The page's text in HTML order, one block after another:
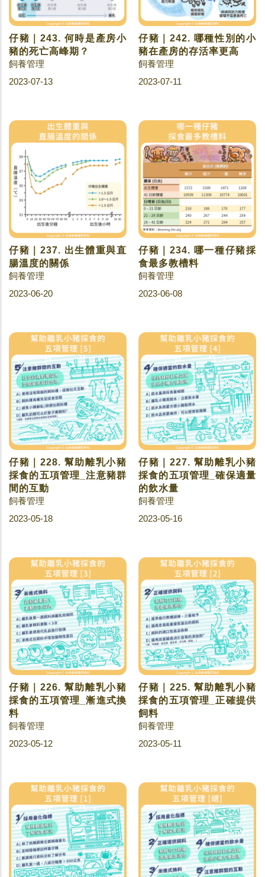
仔豬｜243. 何時是產房小
豬的死亡高峰期？
飼養管理
2023-07-13
仔豬｜242. 哪種性別的小
豬在產房的存活率更高
飼養管理
2023-07-11
仔豬｜237. 出生體重與直
腸溫度的關係
飼養管理
2023-06-20
仔豬｜234. 哪一種仔豬採
食最多教槽料
飼養管理
2023-06-08
仔豬｜228. 幫助離乳小豬
採食的五項管理_注意豬群
間的互動
飼養管理
2023-05-18
仔豬｜227. 幫助離乳小豬
採食的五項管理_確保適量
的飲水量
飼養管理
2023-05-16
仔豬｜226. 幫助離乳小豬
採食的五項管理_漸進式換
料
飼養管理
2023-05-12
仔豬｜225. 幫助離乳小豬
採食的五項管理_正確提供
飼料
飼養管理
2023-05-11